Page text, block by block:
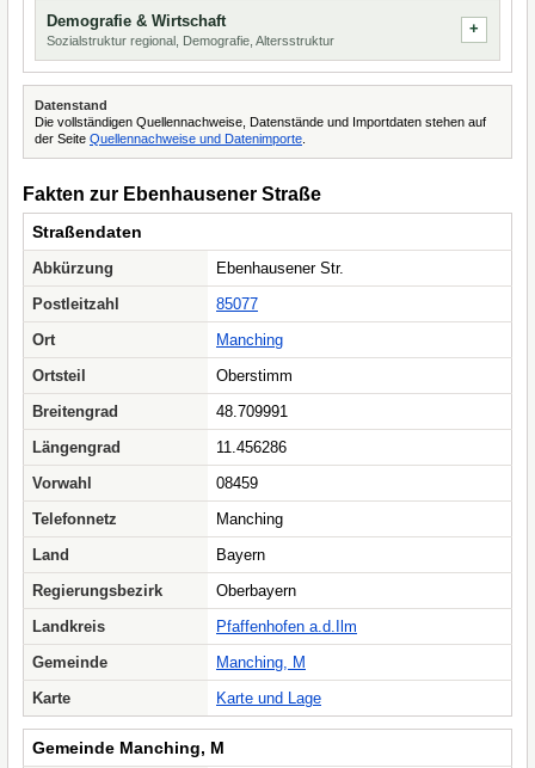
Demografie & Wirtschaft
Sozialstruktur regional, Demografie, Altersstruktur
Datenstand
Die vollständigen Quellennachweise, Datenstände und Importdaten stehen auf
der Seite Quellennachweise und Datenimporte
Fakten zur Ebenhausener Straße
Straßendaten
Abkürzung
Ebenhausener Str.
Postleitzahl
85077
Ort
Manching
Ortsteil
Oberstimm
Breitengrad
48.709991
Längengrad
11.456286
Vorwahl
08459
Telefonnetz
Manching
Land
Bayern
Regierungsbezirk
Oberbayern
Landkreis
Pfaffenhofen a.d.Ilm
Gemeinde
Manching, M
Karte
Karte und Lage
Gemeinde Manching, M